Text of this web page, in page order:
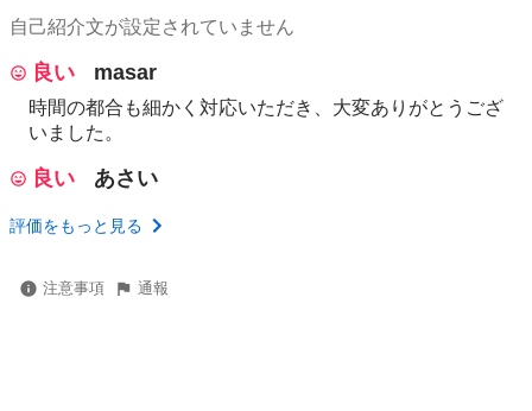
自己紹介文が設定されていません
良い masar
時間の都合も細かく対応いただき、大変ありがとうござ
いました。
良い あさい
評価をもっと見る
注意事項 通報